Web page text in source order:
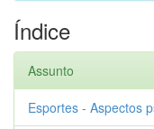
Índice
Assunto
Esportes - Aspectos